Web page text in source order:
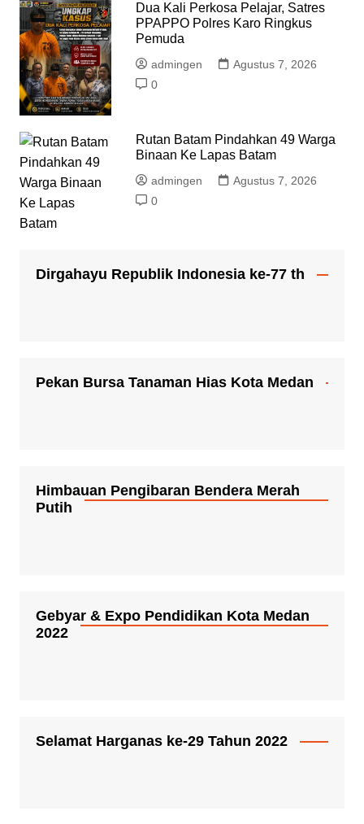
Dua Kali Perkosa Pelajar, Satres
PPAPPO Polres Karo Ringkus
Pemuda
admingen
Agustus 7, 2026
0
Rutan Batam Pindahkan 49 Warga
Binaan Ke Lapas Batam
admingen
Agustus 7, 2026
0
Dirgahayu Republik Indonesia ke-77 th
Pekan Bursa Tanaman Hias Kota Medan
Himbauan Pengibaran Bendera Merah
Putih
Gebyar & Expo Pendidikan Kota Medan
2022
Selamat Harganas ke-29 Tahun 2022